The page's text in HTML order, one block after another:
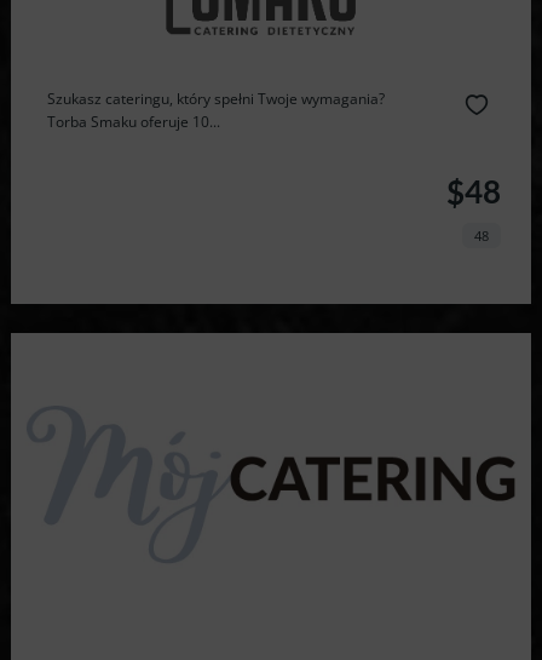
Szukasz cateringu, który spełni Twoje wymagania?
Torba Smaku oferuje 10...
$48
48